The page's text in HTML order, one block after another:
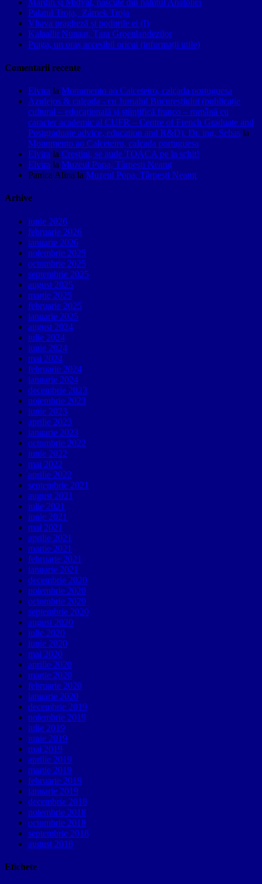
Mardin și Midyat, născute din nahitul Anatoliei
Palatul Troja, Zámek Troja
Vltava pragheză și podurile ei (I)
Kalaallit Nunaat, Țara Groenlandezilor
Praga, un oraș accesibil oricui (informații utile)
Comentarii recente
Elvira la Monumento ao Calceteiro, calçada portuguesa
Azulejos & calçada - cu Jurnalul Bucureștiului (publicație
cultural – educațională și științifică franco – română cu
caracter academic al CUFR – Centre of French Graduate and
Postgraduate advice, education and R&D). Dr. ing. Sebas la
Monumento ao Calceteiro, calçada portuguesa
Elvira la Creştini, se aude TOACA pe la schit!
Elvira la Muzeul Popa, Târpeşti Neamţ
Panica Alina la Muzeul Popa, Târpeşti Neamţ
Arhive
iunie 2026
februarie 2026
ianuarie 2026
noiembrie 2025
octombrie 2025
septembrie 2025
august 2025
martie 2025
februarie 2025
ianuarie 2025
august 2024
iulie 2024
iunie 2024
mai 2024
februarie 2024
ianuarie 2024
decembrie 2023
noiembrie 2023
iunie 2023
aprilie 2023
ianuarie 2023
octombrie 2022
iunie 2022
mai 2022
aprilie 2022
septembrie 2021
august 2021
iulie 2021
iunie 2021
mai 2021
aprilie 2021
martie 2021
februarie 2021
ianuarie 2021
decembrie 2020
noiembrie 2020
octombrie 2020
septembrie 2020
august 2020
iulie 2020
iunie 2020
mai 2020
aprilie 2020
martie 2020
februarie 2020
ianuarie 2020
decembrie 2019
noiembrie 2019
iulie 2019
iunie 2019
mai 2019
aprilie 2019
martie 2019
februarie 2019
ianuarie 2019
decembrie 2018
noiembrie 2018
octombrie 2018
septembrie 2018
august 2018
Etichete